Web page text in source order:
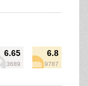
6.65
3689
6.8
9787